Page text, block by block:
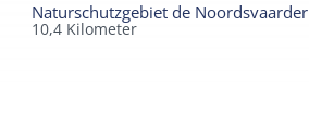
Naturschutzgebiet de Noordsvaarder
10,4 Kilometer